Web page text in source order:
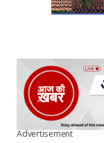
Advertisement